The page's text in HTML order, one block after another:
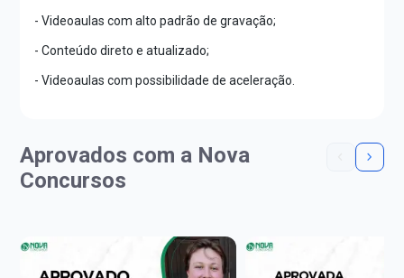
- Videoaulas com alto padrão de gravação;
- Conteúdo direto e atualizado;
- Videoaulas com possibilidade de aceleração.
Aprovados com a Nova
Concursos